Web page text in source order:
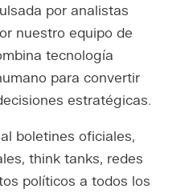
por analistas
nuestro equipo de
tecnología
para convertir
estratégicas.
boletines oficiales,
think tanks, redes
políticos a todos los